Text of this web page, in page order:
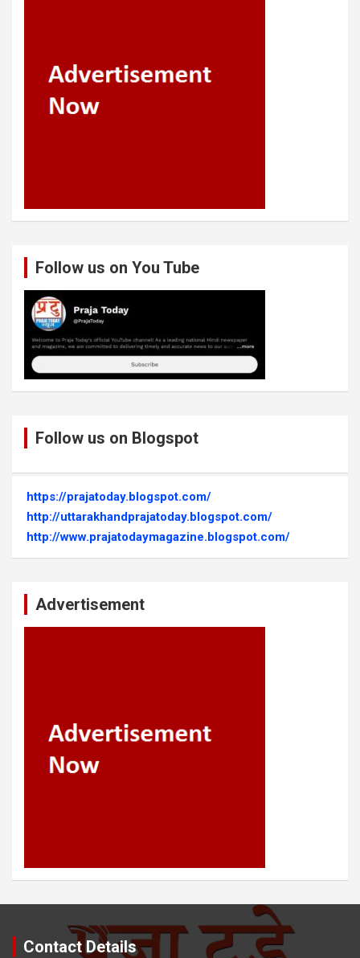
Follow us on You Tube
Follow us on Blogspot
https://prajatoday.blogspot.com/
http://uttarakhandprajatoday.blogspot.com/
http://www.prajatodaymagazine.blogspot.com/
Advertisement
Contact Details